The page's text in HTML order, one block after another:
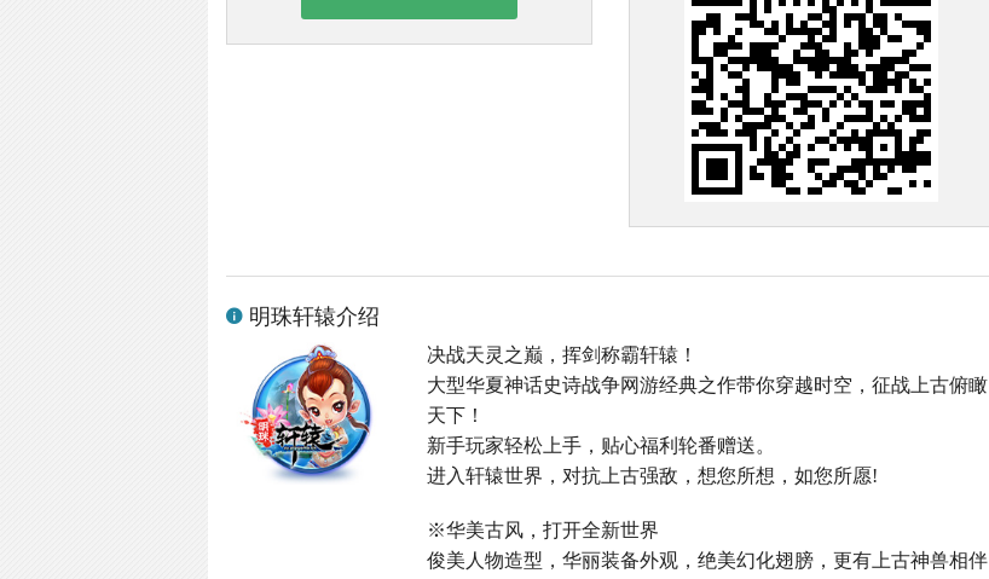
明珠轩辕介绍
决战天灵之巅，挥剑称霸轩辕！
大型华夏神话史诗战争网游经典之作带你穿越时空，征战上古俯瞰
天下！
新手玩家轻松上手，贴心福利轮番赠送。
进入轩辕世界，对抗上古强敌，想您所想，如您所愿!
※华美古风，打开全新世界
俊美人物造型，华丽装备外观，绝美幻化翅膀，更有上古神兽相伴